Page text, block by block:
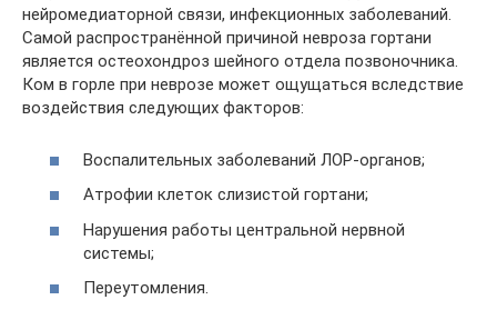
нейромедиаторной связи, инфекционных заболеваний.
Самой распространённой причиной невроза гортани
является остеохондроз шейного отдела позвоночника.
Ком в горле при неврозе может ощущаться вследствие
воздействия следующих факторов:
Воспалительных заболеваний ЛОР-органов;
Атрофии клеток слизистой гортани;
Нарушения работы центральной нервной
системы;
Переутомления.